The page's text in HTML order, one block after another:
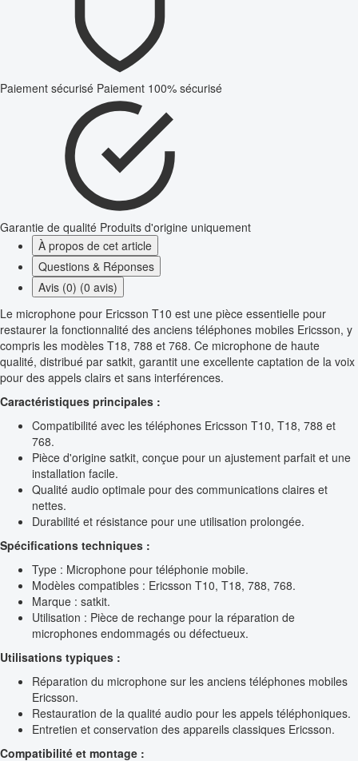
Paiement sécurisé Paiement 100% sécurisé
Garantie de qualité Produits d'origine uniquement
À propos de cet article
Questions & Réponses
Avis (0) (0 avis)
Le microphone pour Ericsson T10 est une pièce essentielle pour
restaurer la fonctionnalité des anciens téléphones mobiles Ericsson, y
compris les modèles T18, 788 et 768. Ce microphone de haute
qualité, distribué par satkit, garantit une excellente captation de la voix
pour des appels clairs et sans interférences.
Caractéristiques principales :
Compatibilité avec les téléphones Ericsson T10, T18, 788 et
768.
Pièce d'origine satkit, conçue pour un ajustement parfait et une
installation facile.
Qualité audio optimale pour des communications claires et
nettes.
Durabilité et résistance pour une utilisation prolongée.
Spécifications techniques :
Type : Microphone pour téléphonie mobile.
Modèles compatibles : Ericsson T10, T18, 788, 768.
Marque : satkit.
Utilisation : Pièce de rechange pour la réparation de
microphones endommagés ou défectueux.
Utilisations typiques :
Réparation du microphone sur les anciens téléphones mobiles
Ericsson.
Restauration de la qualité audio pour les appels téléphoniques.
Entretien et conservation des appareils classiques Ericsson.
Compatibilité et montage :